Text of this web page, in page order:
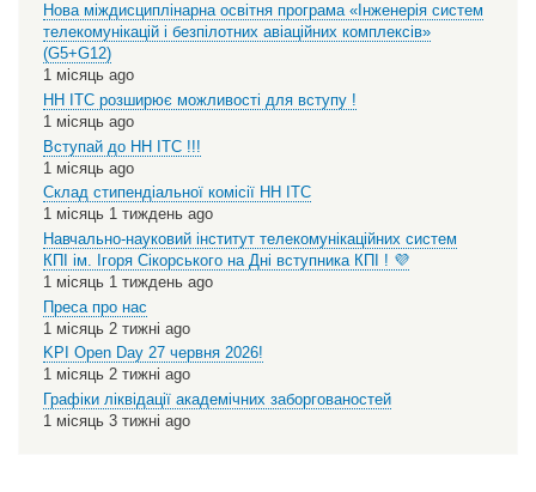
Нова міждисциплінарна освітня програма «Інженерія систем
телекомунікацій і безпілотних авіаційних комплексів»
(G5+G12)
1 місяць ago
НН ІТС розширює можливості для вступу !
1 місяць ago
Вступай до НН ІТС !!!
1 місяць ago
Склад стипендіальної комісії НН ІТС
1 місяць 1 тиждень ago
Навчально-науковий інститут телекомунікаційних систем
КПІ ім. Ігоря Сікорського на Дні вступника КПІ ! 💜
1 місяць 1 тиждень ago
Преса про нас
1 місяць 2 тижні ago
KPI Open Day 27 червня 2026!
1 місяць 2 тижні ago
Графіки ліквідації академічних заборгованостей
1 місяць 3 тижні ago